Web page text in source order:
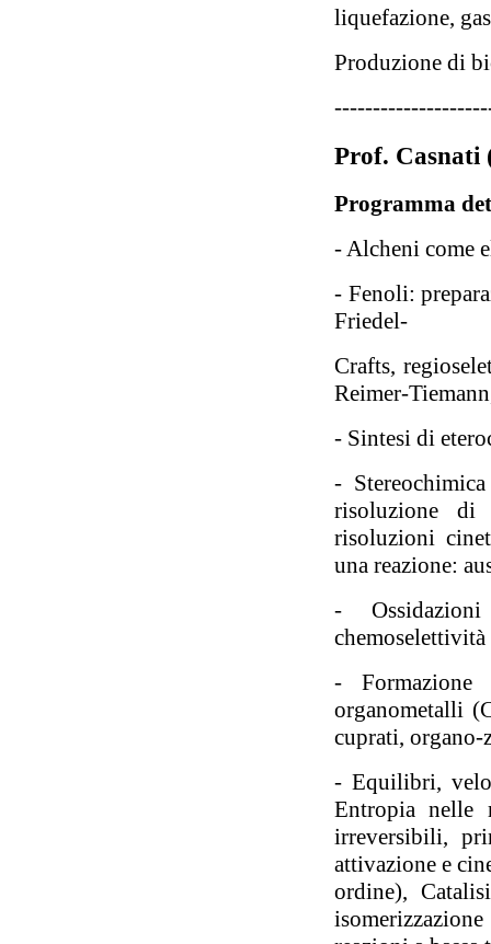
liquefazione,
Produzione di
Prof. Casnati
Programma
- Alcheni come
- Fenoli:
Friedel-
Crafts,
Reimer-
- Sintesi di
-
risoluzione di
risoluzioni
una reazione:
-
-
organometalli
cuprati, organo-
- Equilibri,
Entropia nelle
irreversibili,
attivazione e
ordine),